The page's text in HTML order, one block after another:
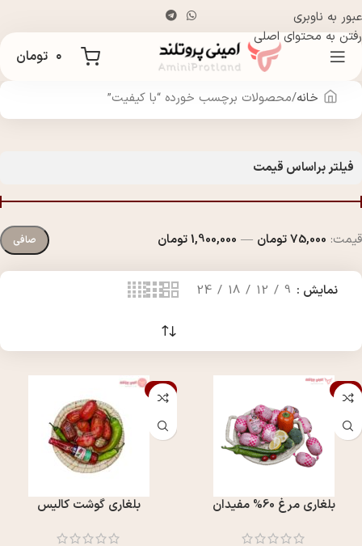
عبور به ناوبری
رفتن به محتوای اصلی
۰ تومان
خانه محصولات برچسب خورده “با کیفیت”
فیلتر براساس قیمت
صافی قيمت: 75,000 تومان — 1,900,000 تومان
نمایش 9
12
18
24
-2%
بلغاری مرغ 60% مفيدان
-5%
بلغاری گوشت کالیس